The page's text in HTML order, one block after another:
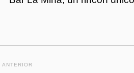
ANTERIOR